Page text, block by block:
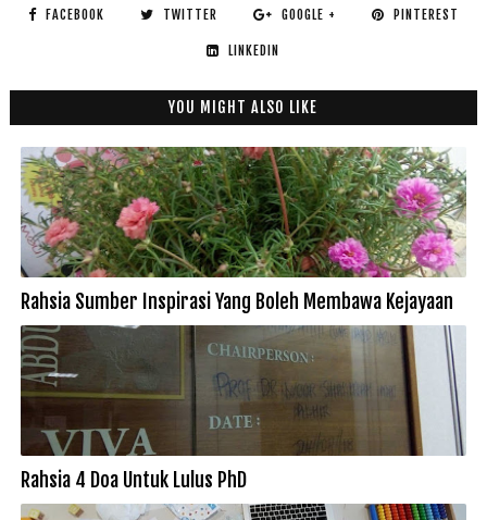
FACEBOOK TWITTER GOOGLE + PINTEREST
LINKEDIN
YOU MIGHT ALSO LIKE
Rahsia Sumber Inspirasi Yang Boleh Membawa Kejayaan
Rahsia 4 Doa Untuk Lulus PhD